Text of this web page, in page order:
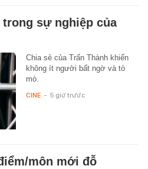
sự nghiệp của
Chia sẻ của Trấn Thành khiến
không ít người bất ngờ và tò
mò.
CINE - 5 giờ trước
môn mới đỗ